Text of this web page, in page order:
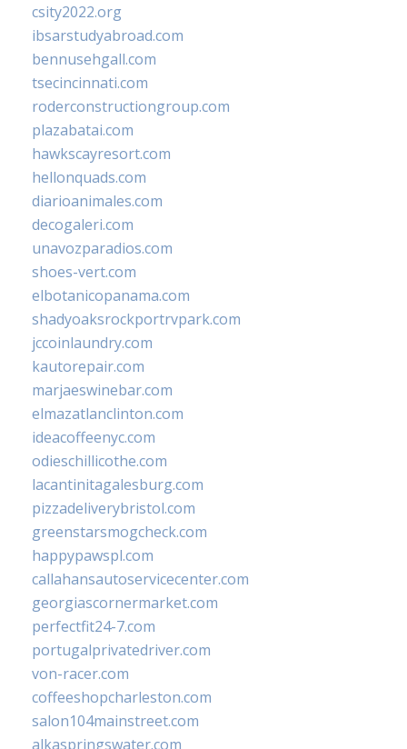
csity2022.org
ibsarstudyabroad.com
bennusehgall.com
tsecincinnati.com
roderconstructiongroup.com
plazabatai.com
hawkscayresort.com
hellonquads.com
diarioanimales.com
decogaleri.com
unavozparadios.com
shoes-vert.com
elbotanicopanama.com
shadyoaksrockportrvpark.com
jccoinlaundry.com
kautorepair.com
marjaeswinebar.com
elmazatlanclinton.com
ideacoffeenyc.com
odieschillicothe.com
lacantinitagalesburg.com
pizzadeliverybristol.com
greenstarsmogcheck.com
happypawspl.com
callahansautoservicecenter.com
georgiascornermarket.com
perfectfit24-7.com
portugalprivatedriver.com
von-racer.com
coffeeshopcharleston.com
salon104mainstreet.com
alkaspringswater.com